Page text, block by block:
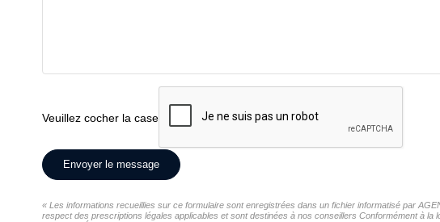
Veuillez cocher la case
Envoyer le message
« Les informations recueillies sur ce formulaire sont enregistrées dans un fichier informatisé par
respect des prescriptions légales applicables et sont destinées à nos conseillers Conformément à